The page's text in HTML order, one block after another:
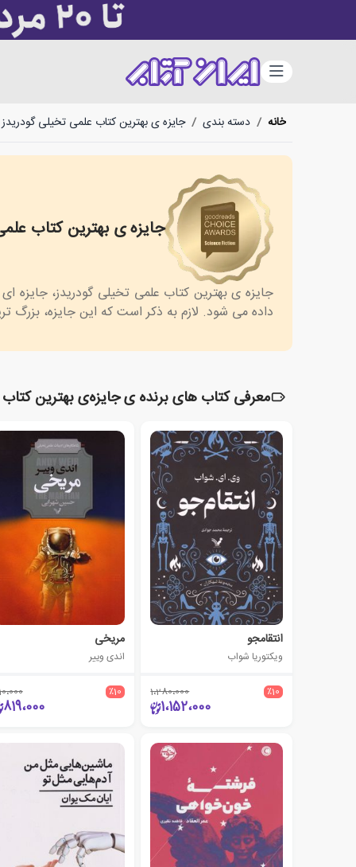
دسته‌بندی
خانه / دسته بندی / جایزه ی بهترین کتاب علمی تخیلی گودریدز
جایزه ی بهترین کتاب
for Science Fiction
جایزه ی بهترین کتاب علمی تخیلی گودریدز،
داده می شود. لازم به ذکر است که این جایزه، بزرگ
معرفی کتاب های برنده ی جایزه‌ی بهترین
انتقامجو
ویکتوریا شواب
٪10 1،280،000
1،152،000
مریخی
اندی وییر
٪10
819،000